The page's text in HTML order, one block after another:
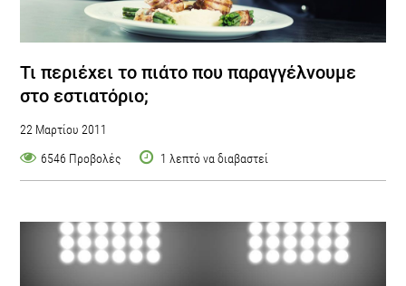
Τι περιέχει το πιάτο που παραγγέλνουμε
στο εστιατόριο;
22 Μαρτίου 2011
6546 Προβολές
1 λεπτό να διαβαστεί